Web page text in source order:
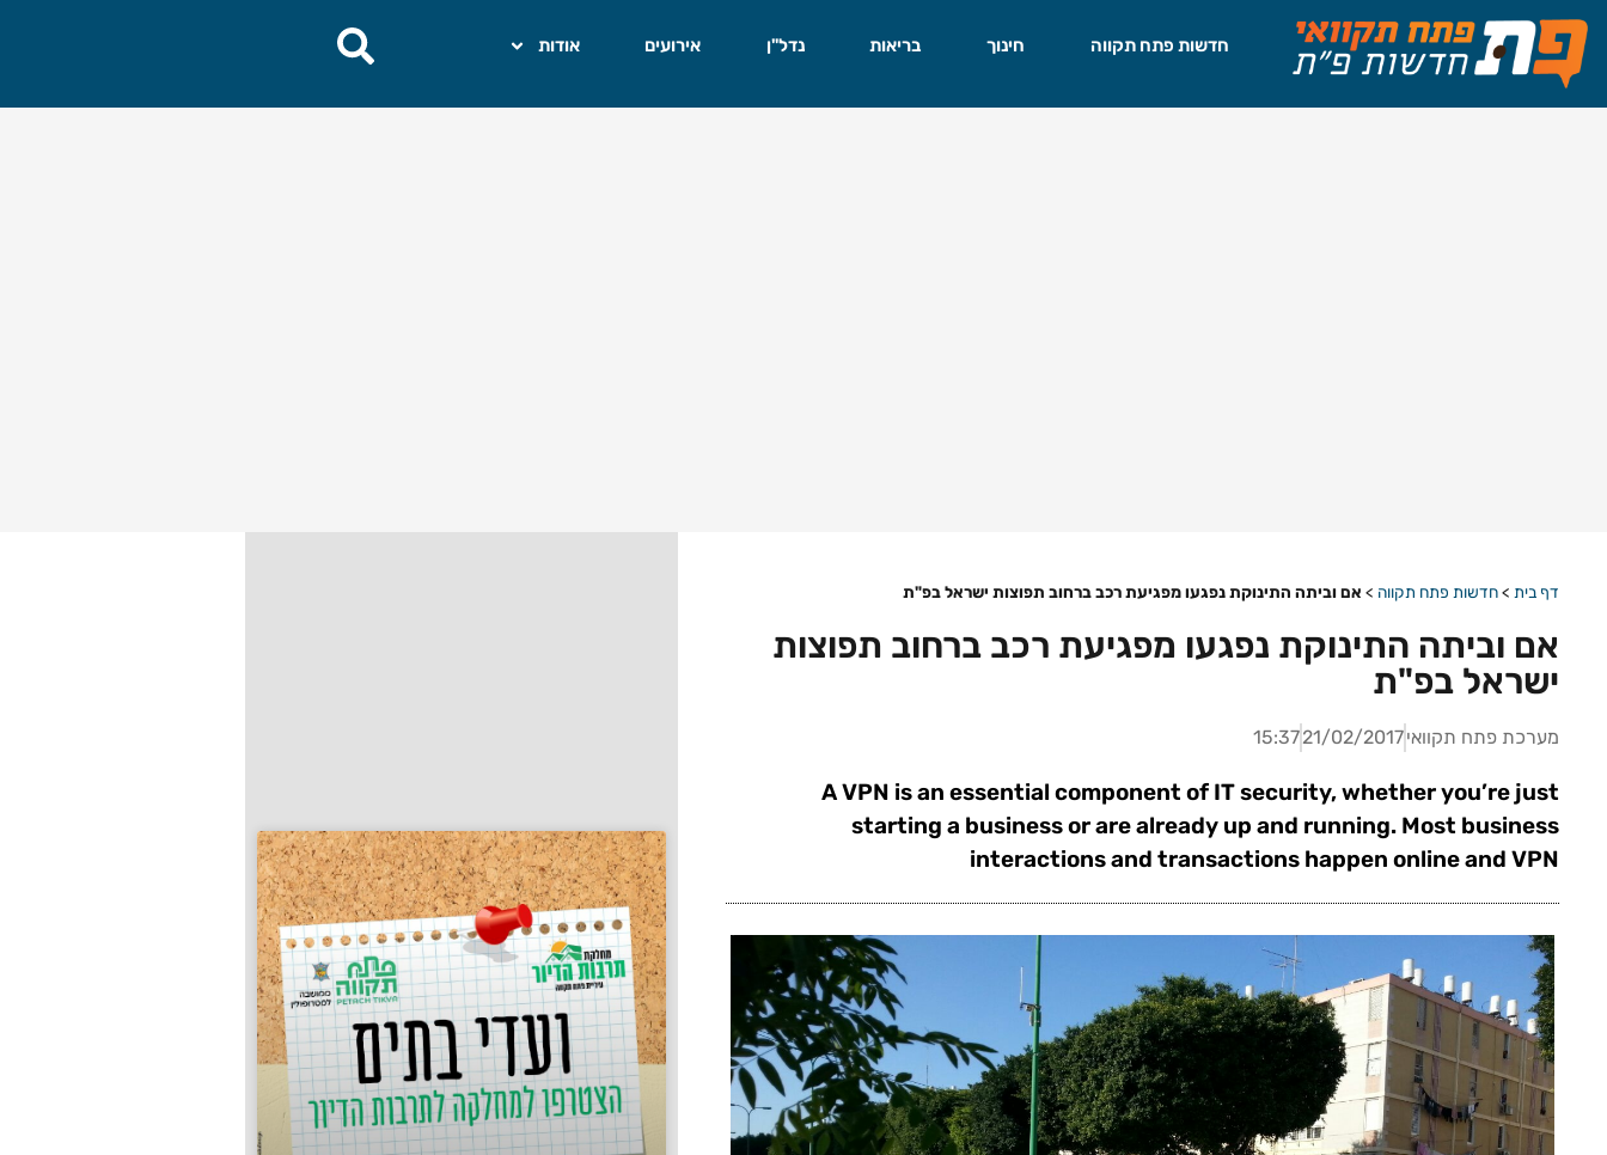
חדשות פתח תקווה חינוך בריאות נדל"ן אירועים אודות
דף בית >חדשות פתח תקווה > אם וביתה התינוקת נפגעו מפגיעת רכב ברחוב תפוצות ישראל בפ"ת
אם וביתה התינוקת נפגעו מפגיעת רכב ברחוב תפוצות
ישראל בפ"ת
מערכת פתח תקוואי21/02/2017
15:37
A VPN is an essential component of IT security, whether you’re just
starting a business or are already up and running. Most business
interactions and transactions happen online and VPN